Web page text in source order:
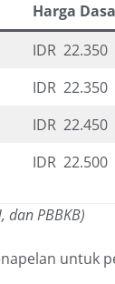
Harga
IDR 22.350
IDR 22.350
IDR 22.450
IDR 22.500
dan PBBKB)
untuk